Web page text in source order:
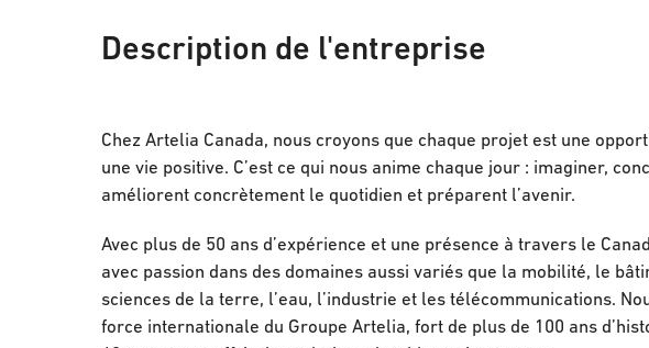
Description de l'entreprise
Chez Artelia Canada, nous croyons que chaque projet est une
une vie positive. C’est ce qui nous anime chaque jour : imaginer,
améliorent concrètement le quotidien et préparent l’avenir.
Avec plus de 50 ans d’expérience et une présence à travers le
avec passion dans des domaines aussi variés que la mobilité, le
sciences de la terre, l’eau, l’industrie et les télécommunications.
force internationale du Groupe Artelia, fort de plus de 100 ans